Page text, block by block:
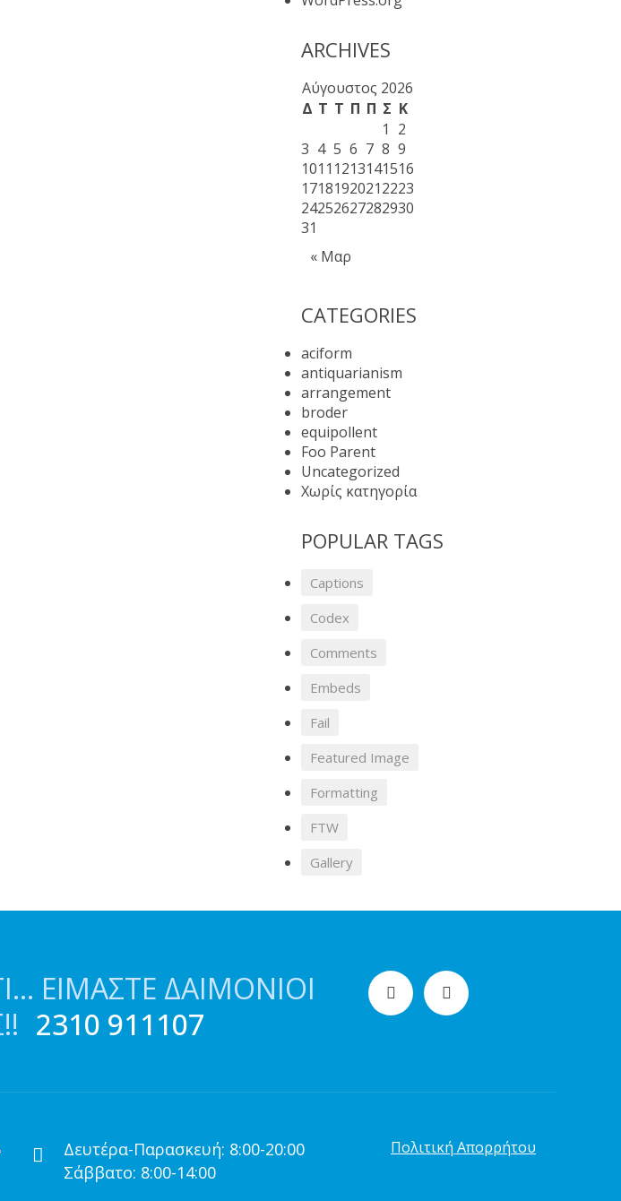
ARCHIVES
Αύγουστος 2026
Δ Τ Τ Π Π Σ Κ
1 2
3 4 5 6 7 8 9
1011 1213141516
17181920212223
24252627282930
31
« Μαρ
CATEGORIES
aciform
antiquarianism
arrangement
broder
equipollent
Foo Parent
Uncategorized
Χωρίς κατηγορία
POPULAR TAGS
Captions
Codex
Comments
Embeds
Fail
Featured Image
Formatting
FTW
Gallery
ΕΊΜΑΣΤΕ ΔΑΙΜΌΝΙΟΙ
2310 911107
Δευτέρα-Παρασκευή: 8:00-20:00
Σάββατο: 8:00-14:00
Πολιτική Απορρήτου